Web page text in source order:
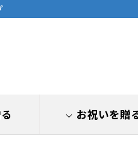
お祝いを贈